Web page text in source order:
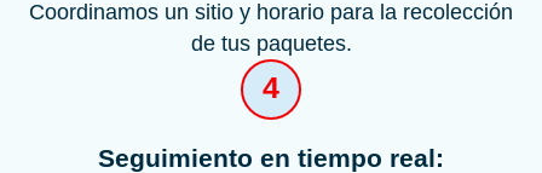
Coordinamos un sitio y horario para la recolección
de tus paquetes.
4
Seguimiento en tiempo real: